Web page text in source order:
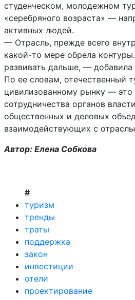
студенческом, молодежном
«серебряного возраста» —
активных людей.
‎‎— Отрасль, прежде всего
какой-то мере обрела
развивать дальше, —
‎‎По ее словам, отечественный
цивилизованному рынку — это
сотрудничества органов
общественных и деловых
взаимодействующих с
Автор: Елена Собкова
#
туризм
тренды
траты
поддержка
закон
инвестиции
отели
проектирование